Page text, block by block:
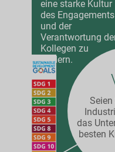
und Leistung
Reporting-Indizes
Downloads
eine starke Kultur
des Engagements
und der
Verantwortung
Kollegen zu
fördern.
das
besten